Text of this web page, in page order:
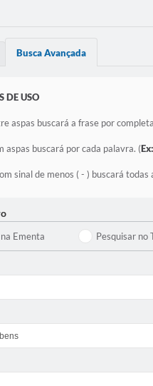
Busca Avançada
DE USO
aspas buscará a frase por
aspas buscará por cada palavra. (Ex:
sinal de menos ( - ) buscará
Ementa Pesquisar no